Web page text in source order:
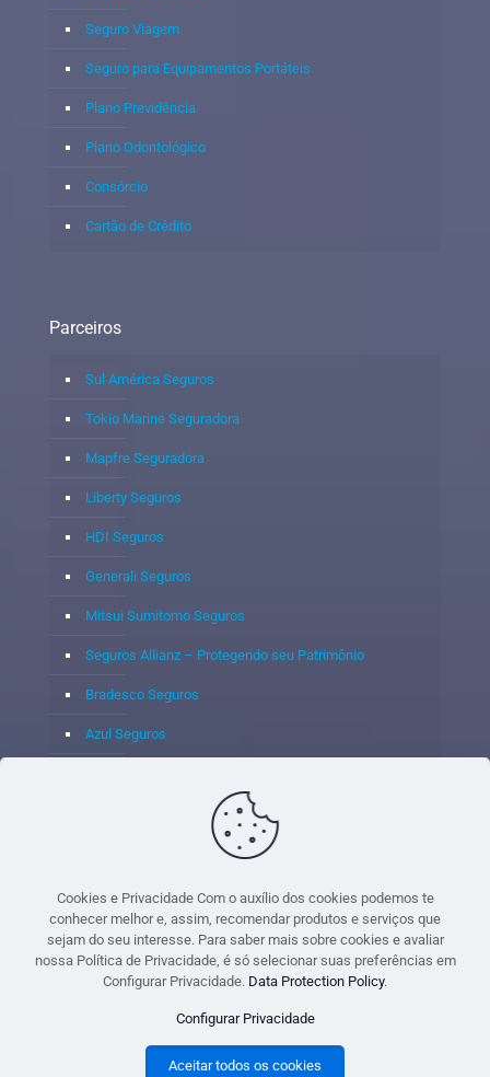
Seguro Viagem
Seguro para Equipamentos Portáteis
Plano Previdência
Plano Odontológico
Consórcio
Cartão de Crédito
Parceiros
Sul América Seguros
Tokio Marine Seguradora
Mapfre Seguradora
Liberty Seguros
HDI Seguros
Generali Seguros
Mitsui Sumitomo Seguros
Seguros Allianz – Protegendo seu Patrimônio
Bradesco Seguros
Azul Seguros
© 2020 - Yoshie & Maia Corretora de Seguros Ltda - CNPJ:
05.459.716/0001-75 - SUSEP: 100637106 AV DOS
PAVIMENTO - CEP 06.020-012 - VILA YARA - OSASCO - UF SP -
TELEFONE - (11) 8251-9266
Cookies e Privacidade Com o auxílio dos cookies podemos te
conhecer melhor e, assim, recomendar produtos e serviços que
sejam do seu interesse. Para saber mais sobre cookies e avaliar
nossa Política de Privacidade, é só selecionar suas preferências em
Configurar Privacidade. Data Protection Policy.
Configurar Privacidade
Aceitar todos os cookies